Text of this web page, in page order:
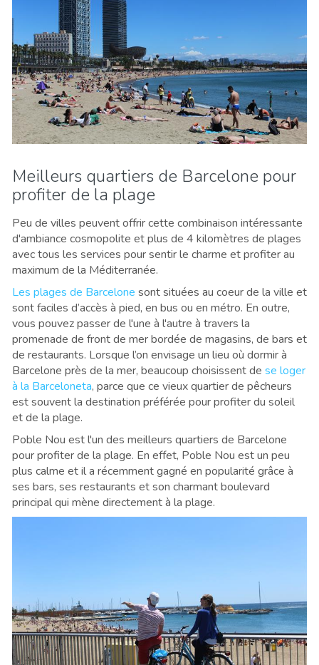
Meilleurs quartiers de Barcelone pour
profiter de la plage
Peu de villes peuvent offrir cette combinaison intéressante
d'ambiance cosmopolite et plus de 4 kilomètres de plages
avec tous les services pour sentir le charme et profiter au
maximum de la Méditerranée.
Les plages de Barcelone sont situées au coeur de la ville et
sont faciles d’accès à pied, en bus ou en métro. En outre,
vous pouvez passer de l'une à l'autre à travers la
promenade de front de mer bordée de magasins, de bars et
de restaurants. Lorsque l’on envisage un lieu où dormir à
Barcelone près de la mer, beaucoup choisissent de se loger
à la Barceloneta, parce que ce vieux quartier de pêcheurs
est souvent la destination préférée pour profiter du soleil
et de la plage.
Poble Nou est l'un des meilleurs quartiers de Barcelone
pour profiter de la plage. En effet, Poble Nou est un peu
plus calme et il a récemment gagné en popularité grâce à
ses bars, ses restaurants et son charmant boulevard
principal qui mène directement à la plage.